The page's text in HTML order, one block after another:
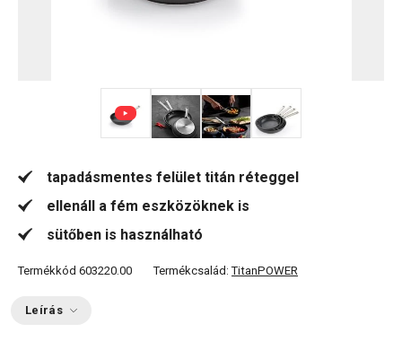
tapadásmentes felület titán réteggel
ellenáll a fém eszközöknek is
sütőben is használható
Termékkód 603220.00 Termékcsalád:TitanPOWER
Leírás